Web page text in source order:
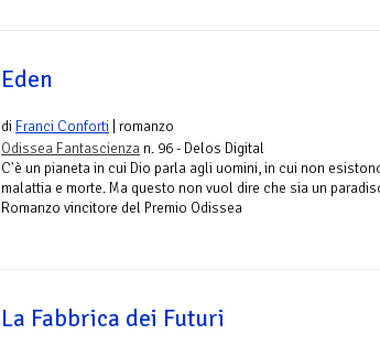
Eden
di Franci Conforti | romanzo
Odissea Fantascienza n. 96 - Delos Digital
C'è un pianeta in cui Dio parla agli uomini, in cui non
malattia e morte. Ma questo non vuol dire che sia un
Romanzo vincitore del Premio Odissea
La Fabbrica dei Futuri